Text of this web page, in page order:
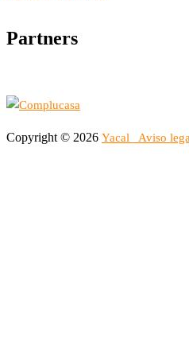
Partners
Copyright © 2026 Yacal Aviso